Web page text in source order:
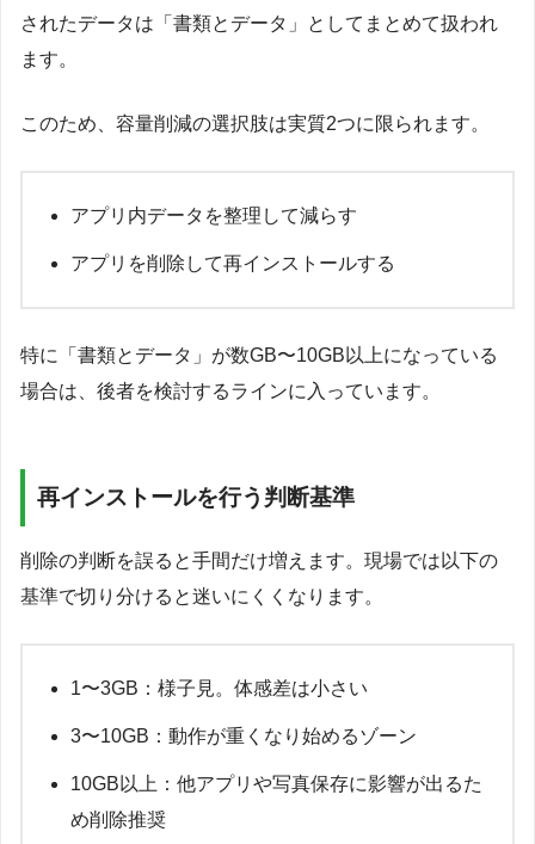
されたデータは「書類とデータ」としてまとめて扱われ
ます。
このため、容量削減の選択肢は実質2つに限られます。
アプリ内データを整理して減らす
アプリを削除して再インストールする
特に「書類とデータ」が数GB〜10GB以上になっている
場合は、後者を検討するラインに入っています。
再インストールを行う判断基準
削除の判断を誤ると手間だけ増えます。現場では以下の
基準で切り分けると迷いにくくなります。
1〜3GB：様子見。体感差は小さい
3〜10GB：動作が重くなり始めるゾーン
10GB以上：他アプリや写真保存に影響が出るた
め削除推奨